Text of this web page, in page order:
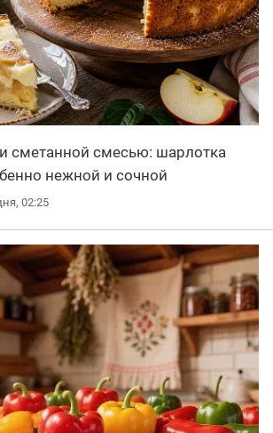
сметанной смесью: шарлотка
нежной и сочной
02:25